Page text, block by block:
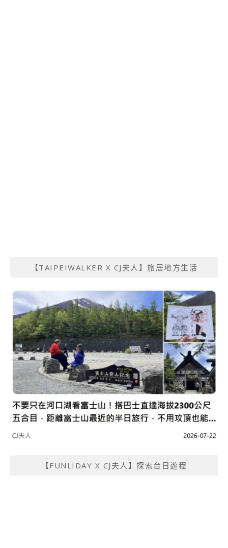
【TAIPEIWALKER X CJ夫人】旅居地方生活
【FUNLIDAY X CJ夫人】探索台日遊程